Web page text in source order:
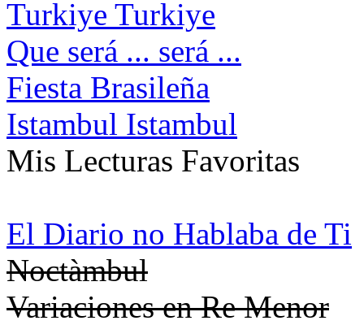
Turkiye Turkiye
Que será ... será ...
Fiesta Brasileña
Istambul Istambul
Mis Lecturas Favoritas
El Diario no Hablaba de Ti
Noctàmbul
Variaciones en Re Menor